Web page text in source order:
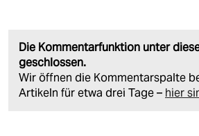
Die Kommentarfunktion unter
geschlossen.
Wir öffnen die Kommentarspalte
Artikeln für etwa drei Tage – hier